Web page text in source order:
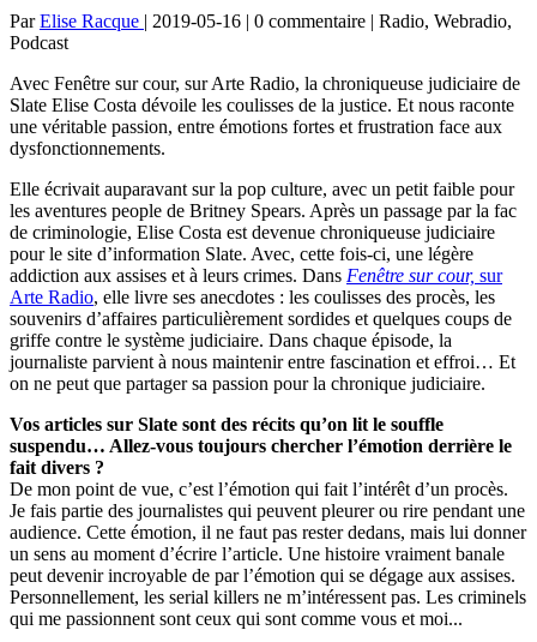
ParElise Racque | 2019-05-16 | 0 commentaire | Radio, Webradio,
Podcast
Avec Fenêtre sur cour, sur Arte Radio, la chroniqueuse judiciaire de
Slate Elise Costa dévoile les coulisses de la justice. Et nous raconte
une véritable passion, entre émotions fortes et frustration face aux
dysfonctionnements.
Elle écrivait auparavant sur la pop culture, avec un petit faible pour
les aventures people de Britney Spears. Après un passage par la fac
de criminologie, Elise Costa est devenue chroniqueuse judiciaire
pour le site d’information Slate. Avec, cette fois-ci, une légère
addiction aux assises et à leurs crimes. Dans Fenêtre sur cour, sur
Arte Radio, elle livre ses anecdotes : les coulisses des procès, les
souvenirs d’affaires particulièrement sordides et quelques coups de
griffe contre le système judiciaire. Dans chaque épisode, la
journaliste parvient à nous maintenir entre fascination et effroi… Et
on ne peut que partager sa passion pour la chronique judiciaire.
Vos articles sur Slate sont des récits qu’on lit le souffle
suspendu… Allez-vous toujours chercher l’émotion derrière le
fait divers ?
De mon point de vue, c’est l’émotion qui fait l’intérêt d’un procès.
Je fais partie des journalistes qui peuvent pleurer ou rire pendant une
audience. Cette émotion, il ne faut pas rester dedans, mais lui donner
un sens au moment d’écrire l’article. Une histoire vraiment banale
peut devenir incroyable de par l’émotion qui se dégage aux assises.
Personnellement, les serial killers ne m’intéressent pas. Les criminels
qui me passionnent sont ceux qui sont comme vous et moi...